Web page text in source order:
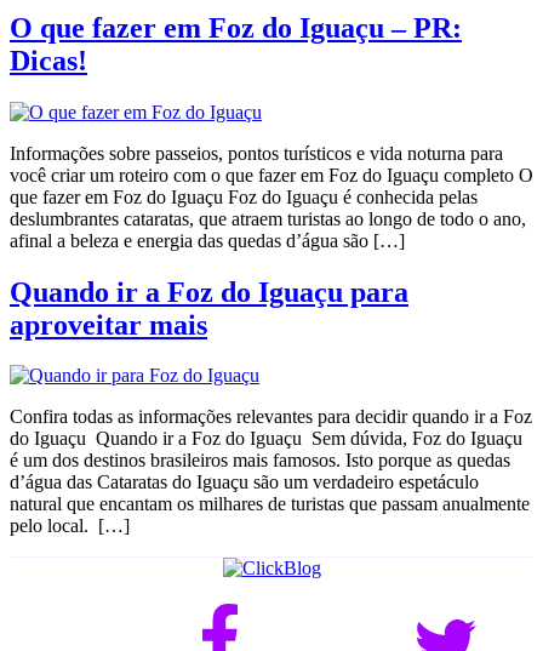
O que fazer em Foz do Iguaçu – PR:
Dicas!
Informações sobre passeios, pontos turísticos e vida noturna para
você criar um roteiro com o que fazer em Foz do Iguaçu completo O
que fazer em Foz do Iguaçu Foz do Iguaçu é conhecida pelas
deslumbrantes cataratas, que atraem turistas ao longo de todo o ano,
afinal a beleza e energia das quedas d’água são […]
Quando ir a Foz do Iguaçu para
aproveitar mais
Confira todas as informações relevantes para decidir quando ir a Foz
do Iguaçu Quando ir a Foz do Iguaçu Sem dúvida, Foz do Iguaçu
é um dos destinos brasileiros mais famosos. Isto porque as quedas
d’água das Cataratas do Iguaçu são um verdadeiro espetáculo
natural que encantam os milhares de turistas que passam anualmente
pelo local. […]